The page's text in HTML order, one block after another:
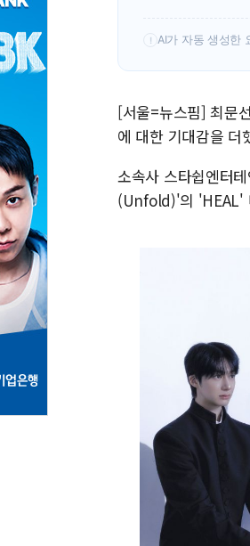
! AI가 자동 생성한
[서울=뉴스핌] 최문
에 대한 기대감을 더
소속사 스타쉽엔터
(Unfold)'의 'HEAL'